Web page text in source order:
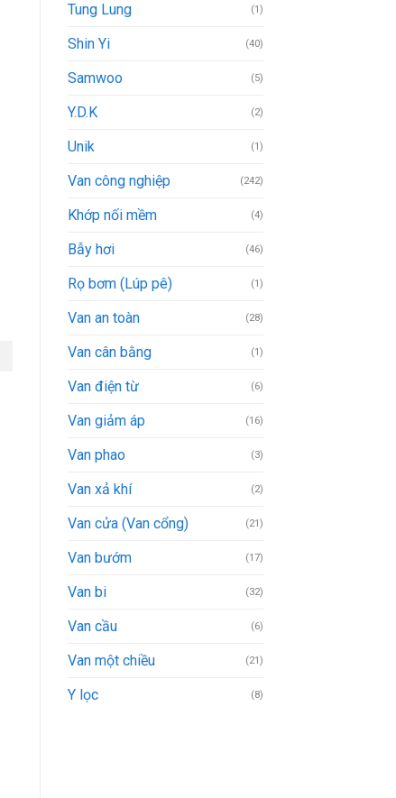
Tung Lung (1)
Shin Yi (40)
Samwoo (5)
Y.D.K (2)
Unik (1)
Van công nghiệp (242)
Khớp nối mềm (4)
Bẫy hơi (46)
Rọ bơm (Lúp pê) (1)
Van an toàn (28)
Van cân bằng (1)
Van điện từ (6)
Van giảm áp (16)
Van phao (3)
Van xả khí (2)
Van cửa (Van cổng) (21)
Van bướm (17)
Van bi (32)
Van cầu (6)
Van một chiều (21)
Y lọc (8)